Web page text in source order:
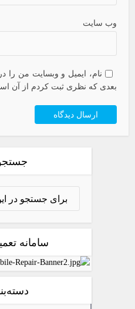
وب سایت
نام، ایمیل و وبسایت من را
بعدی که نظری ثبت کردم از آن
سامانه